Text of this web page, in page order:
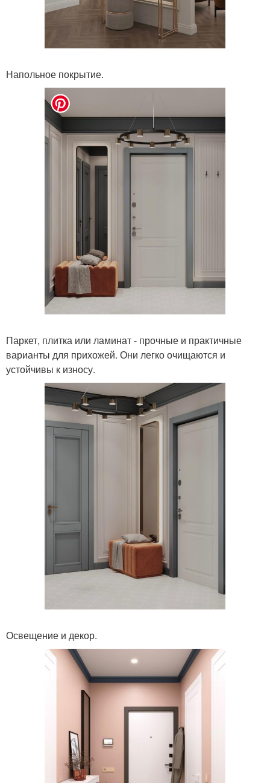
Напольное покрытие.
Паркет, плитка или ламинат - прочные и практичные
варианты для прихожей. Они легко очищаются и
устойчивы к износу.
Освещение и декор.